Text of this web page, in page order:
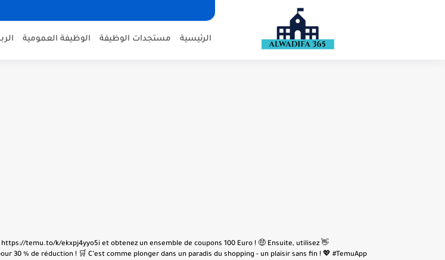
الرئيسية مستجدات الوظيفة الوظيفة العمومية
https://temu.to/k/ekxpj4yyo5i et obtenez un ensemble de coupons 100 Euro ! 🤑 Ensuite, utilisez
30 % de réduction ! 🛒 C’est comme plonger dans un paradis du shopping - un plaisir sans fin ! 💖 #TemuApp